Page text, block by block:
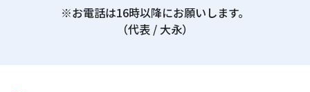
※お電話は16時以降にお願いします。
（代表 / ⼤永）